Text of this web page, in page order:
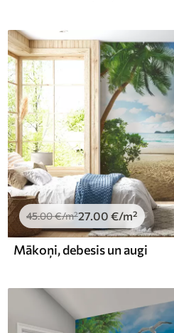
45.00€/m²27.00 €/m²
Mākoņi, debesis un augi